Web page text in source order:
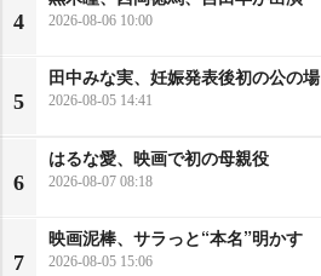
4 2026-08-06 10:00
5
田中みな実、妊娠発表後初の公の場
2026-08-05 14:41
6
はるな愛、映画で初の母親役
2026-08-07 08:18
7
映画泥棒、サラっと“本名”明かす
2026-08-05 15:06